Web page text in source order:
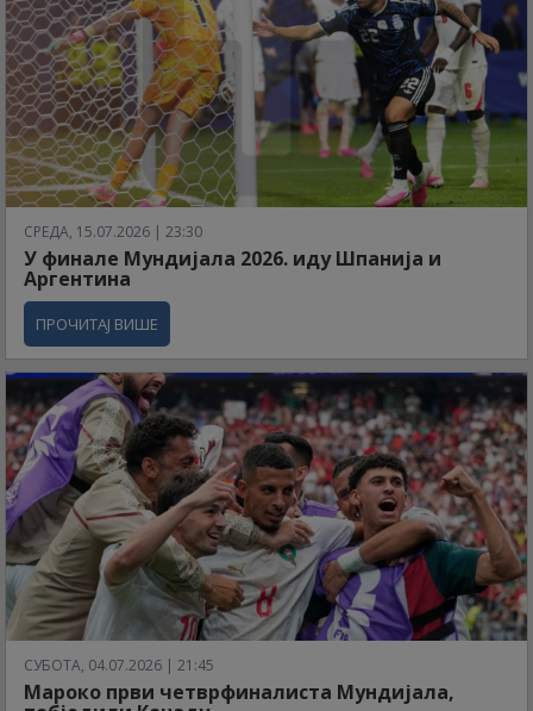
СРЕДА, 15.07.2026 | 23:30
У финале Мундијала 2026. иду Шпанија и
Аргентина
ПРОЧИТАЈ ВИШЕ
СУБОТА, 04.07.2026 | 21:45
Мароко први четврфиналиста Мундијала,